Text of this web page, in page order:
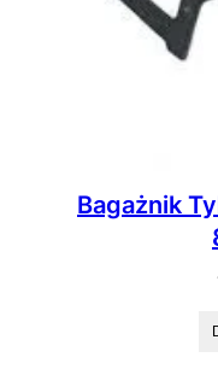
Bagażnik